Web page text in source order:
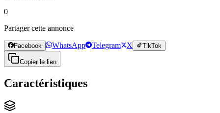
0
Partager cette annonce
Facebook WhatsApp Telegram X TikTok
Copier le lien
Caractéristiques